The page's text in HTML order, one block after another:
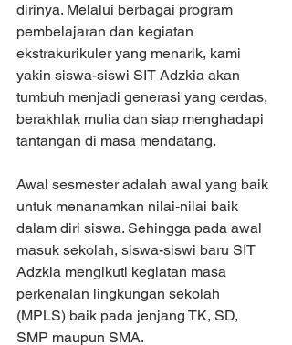
dirinya. Melalui berbagai program
pembelajaran dan kegiatan
ekstrakurikuler yang menarik, kami
yakin siswa-siswi SIT Adzkia akan
tumbuh menjadi generasi yang cerdas,
berakhlak mulia dan siap menghadapi
tantangan di masa mendatang.
Awal sesmester adalah awal yang baik
untuk menanamkan nilai-nilai baik
dalam diri siswa. Sehingga pada awal
masuk sekolah, siswa-siswi baru SIT
Adzkia mengikuti kegiatan masa
perkenalan lingkungan sekolah
(MPLS) baik pada jenjang TK, SD,
SMP maupun SMA.